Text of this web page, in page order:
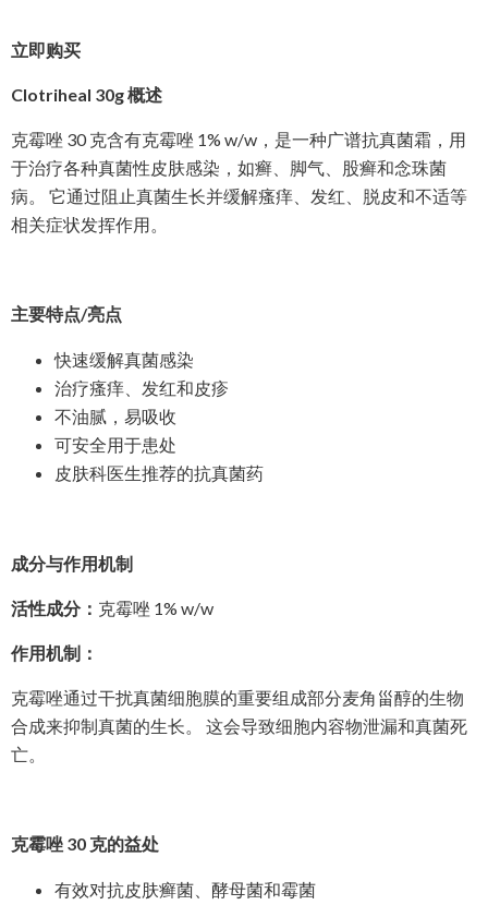
立即购买
Clotriheal 30g 概述
克霉唑 30 克含有克霉唑 1% w/w，是一种广谱抗真菌霜，用
于治疗各种真菌性皮肤感染，如癣、脚气、股癣和念珠菌
病。 它通过阻止真菌生长并缓解瘙痒、发红、脱皮和不适等
相关症状发挥作用。
主要特点/亮点
快速缓解真菌感染
治疗瘙痒、发红和皮疹
不油腻，易吸收
可安全用于患处
皮肤科医生推荐的抗真菌药
成分与作用机制
活性成分： 克霉唑 1% w/w
作用机制：
克霉唑通过干扰真菌细胞膜的重要组成部分麦角甾醇的生物
合成来抑制真菌的生长。 这会导致细胞内容物泄漏和真菌死
亡。
克霉唑 30 克的益处
有效对抗皮肤癣菌、酵母菌和霉菌